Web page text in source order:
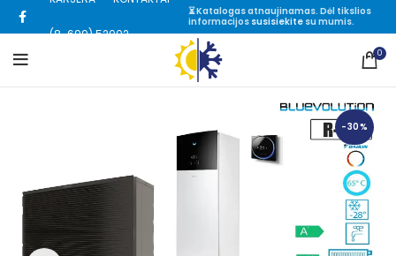
(8-699) 52002
⏳ Katalogas atnaujinamas. Dėl tikslios
informacijos susisiekitesu mumis.
0
-30%